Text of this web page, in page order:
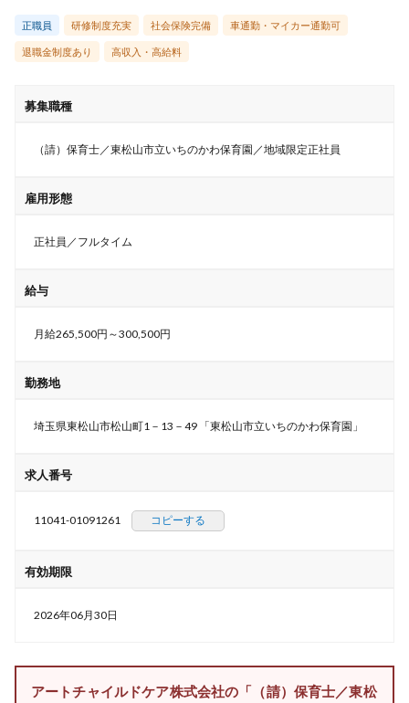
正職員 研修制度充実 社会保険完備 車通勤・マイカー通勤可
退職金制度あり 高収入・高給料
募集職種
（請）保育士／東松山市立いちのかわ保育園／地域限定正社員
雇用形態
正社員／フルタイム
給与
月給265,500円～300,500円
勤務地
埼玉県東松山市松山町1－13－49 「東松山市立いちのかわ保育園」
求人番号
11041-01091261 コピーする
有効期限
2026年06月30日
アートチャイルドケア株式会社の「（請）保育士／東松